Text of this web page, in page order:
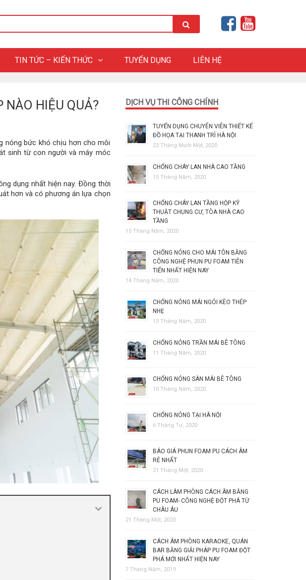
TIN TỨC – KIẾN THỨC TUYỂN DỤNG LIÊN HỆ
NÀO HIỆU QUẢ?
nóng bức khó chịu hơn cho môi
sinh từ con người và máy móc
dụng nhất hiện nay. Đồng thời
hơn và có phương án lựa chọn
DỊCH VỤ THI CÔNG CHÍNH
TUYỂN DỤNG CHUYÊN VIÊN THIẾT KẾ
ĐỒ HỌA TẠI THANH TRÌ HÀ NỘI
23 Tháng Mười Một, 2020
CHỐNG CHÁY LAN NHÀ CAO TẦNG
15 Tháng Năm, 2020
CHỐNG CHÁY LAN TẦNG HỘP KỸ
THUẬT CHUNG CƯ, TÒA NHÀ CAO
TẦNG
15 Tháng Năm, 2020
CHỐNG NÓNG CHO MÁI TÔN BẰNG
CÔNG NGHỆ PHUN PU FOAM TIÊN
TIẾN NHẤT HIỆN NAY
14 Tháng Năm, 2020
CHỐNG NÓNG MÁI NGÓI KÈO THÉP
NHẸ
13 Tháng Năm, 2020
CHỐNG NÓNG TRẦN MÁI BÊ TÔNG
11 Tháng Năm, 2020
CHỐNG NÓNG SÀN MÁI BÊ TÔNG
10 Tháng Năm, 2020
CHỐNG NÓNG TẠI HÀ NỘI
6 Tháng Tư, 2020
BÁO GIÁ PHUN FOAM PU CÁCH ÂM
RẺ NHẤT
21 Tháng Một, 2020
CÁCH LÀM PHÒNG CÁCH ÂM BẰNG
PU FOAM- CÔNG NGHỆ ĐỘT PHÁ TỪ
CHÂU ÂU
21 Tháng Một, 2020
CÁCH ÂM PHÒNG KARAOKE, QUÁN
BAR BẰNG GIẢI PHÁP PU FOAM ĐỘT
PHÁ MỚI NHẤT HIỆN NAY
7 Tháng Năm, 2019